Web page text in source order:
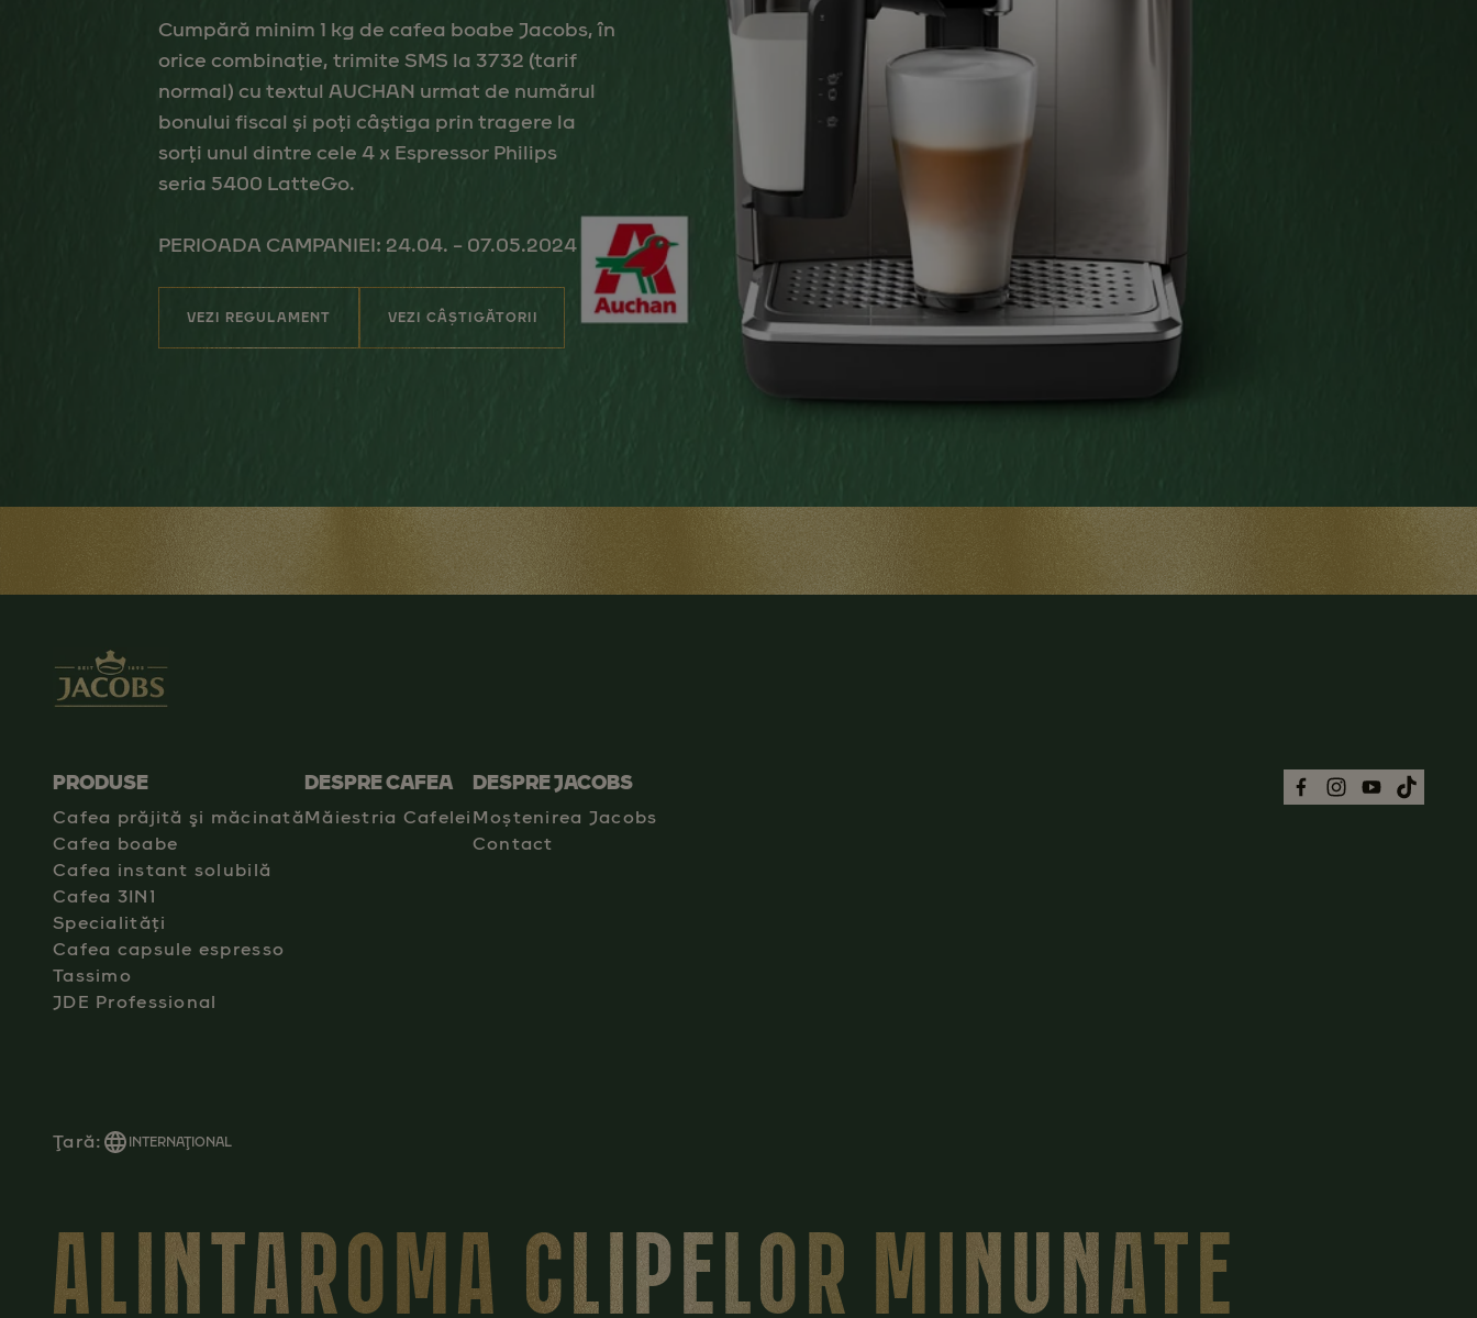
Cumpără minim 1 kg de cafea boabe Jacobs, în
orice combinație, trimite SMS la 3732 (tarif
normal) cu textul AUCHAN urmat de numărul
bonului fiscal și poți câștiga prin tragere la
sorți unul dintre cele 4 x Espressor Philips
seria 5400 LatteGo.
PERIOADA CAMPANIEI: 24.04. – 07.05.2024
VEZI REGULAMENT VEZI CÂȘTIGĂTORII
PRODUSE
Cafea prăjită şi măcinată
Cafea boabe
Cafea instant solubilă
Cafea 3IN1
Specialități
Cafea capsule espresso
Tassimo
JDE Professional
DESPRE CAFEA
Măiestria Cafelei
DESPRE JACOBS
Moștenirea Jacobs
Contact
Ţară: INTERNAŢIONAL
ALINTAROMA CLIPELOR MINUNATE